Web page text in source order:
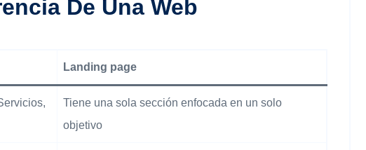
De Una Web
Landing page
Tiene una sola sección enfocada en un solo
objetivo